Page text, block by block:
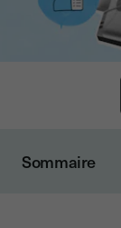
Sommaire